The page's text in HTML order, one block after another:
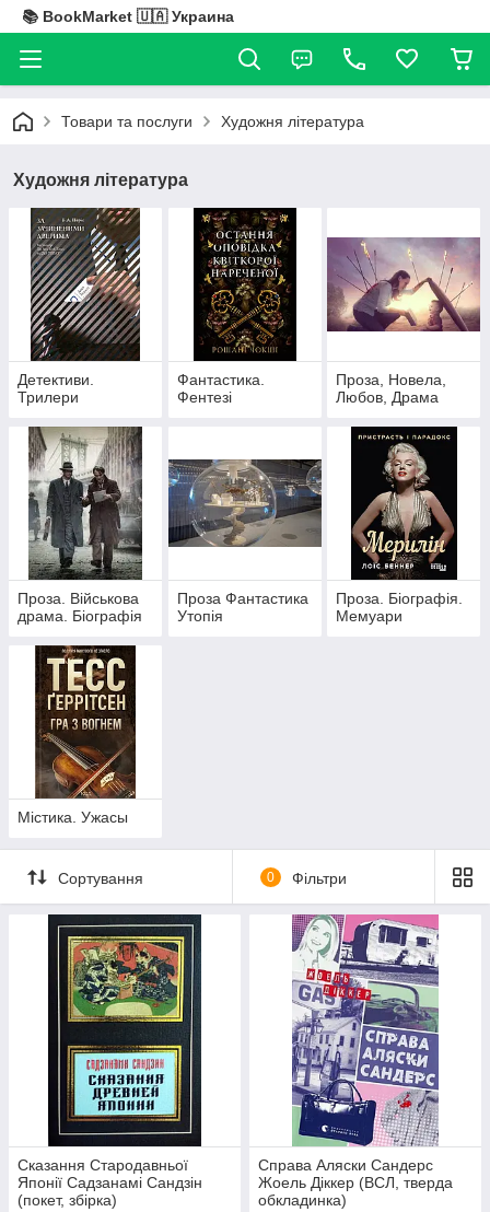
📚 BookMarket 🇺🇦 Украина
Товари та послуги Художня література
Художня література
Детективи.
Трилери
Фантастика.
Фентезі
Проза, Новела,
Любов, Драма
Проза. Військова
драма. Біографія
Проза Фантастика
Утопія
Проза. Біографія.
Мемуари
Містика. Ужасы
Сортування 0 Фільтри
Сказання Стародавньої
Японії Садзанамі Сандзін
(покет, збірка)
Справа Аляски Сандерс
Жоель Діккер (ВСЛ, тверда
обкладинка)